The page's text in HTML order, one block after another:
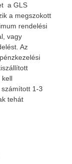
a GLS
a megszokott
rendelési
vagy
Az
kell
1-3
tehát